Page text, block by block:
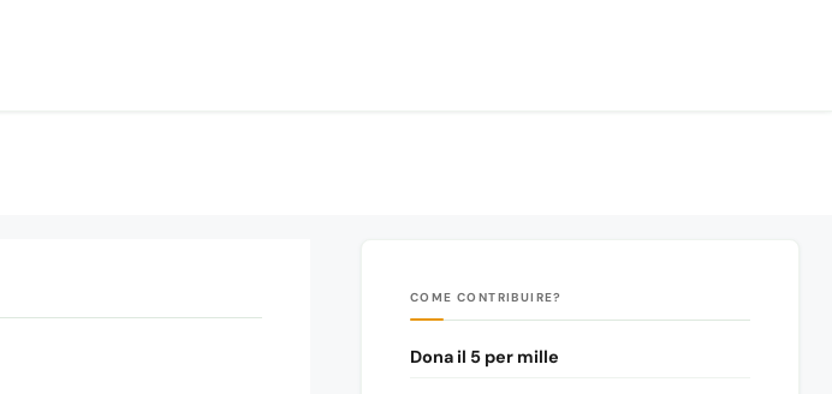
COME CONTRIBUIRE?
Dona il 5 per mille